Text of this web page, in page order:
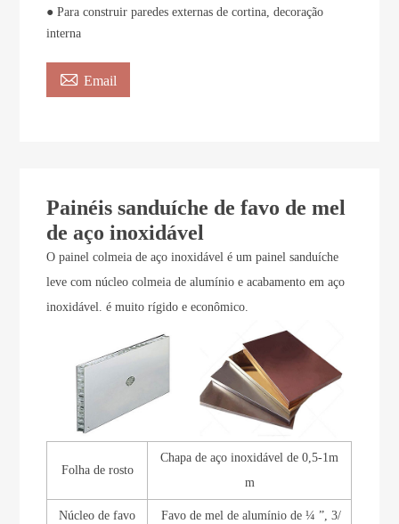
● Para construir paredes externas de cortina, decoração
interna
 Email
Painéis sanduíche de favo de mel
de aço inoxidável
O painel colmeia de aço inoxidável é um painel sanduíche
leve com núcleo colmeia de alumínio e acabamento em aço
inoxidável. é muito rígido e econômico.
Folha de rosto
Chapa de aço inoxidável de 0,5-1m
m
Núcleo de favo Favo de mel de alumínio de ¼ ”, 3/